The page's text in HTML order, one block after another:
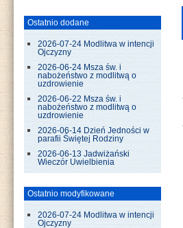
Ostatnio dodane
2026-07-24 Modlitwa w intencji
Ojczyzny
2026-06-24 Msza św. i
nabożeństwo z modlitwą o
uzdrowienie
2026-06-22 Msza św. i
nabożeństwo z modlitwą o
uzdrowienie
2026-06-14 Dzień Jedności w
parafii Świętej Rodziny
2026-06-13 Jadwiżański
Wieczór Uwielbienia
Ostatnio modyfikowane
2026-07-24 Modlitwa w intencji
Ojczyzny